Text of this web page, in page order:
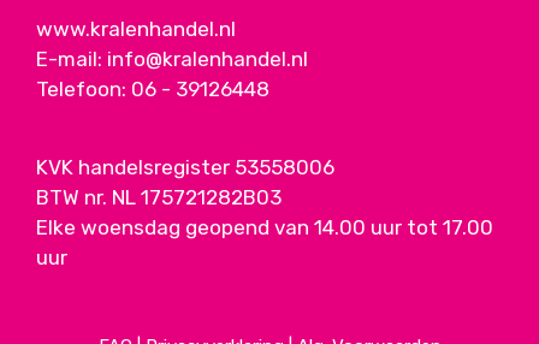
www.kralenhandel.nl
E-mail: info@kralenhandel.nl
Telefoon: 06 - 39126448
KVK handelsregister 53558006
BTW nr. NL 175721282B03
Elke woensdag geopend van 14.00 uur tot 17.00
uur